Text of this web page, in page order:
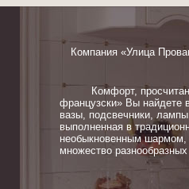
Компания «Улица
Комфорт,
французски» Вы найдете
вазы, подсвечники,
выполненная в
необыкновенным шармом,
множество